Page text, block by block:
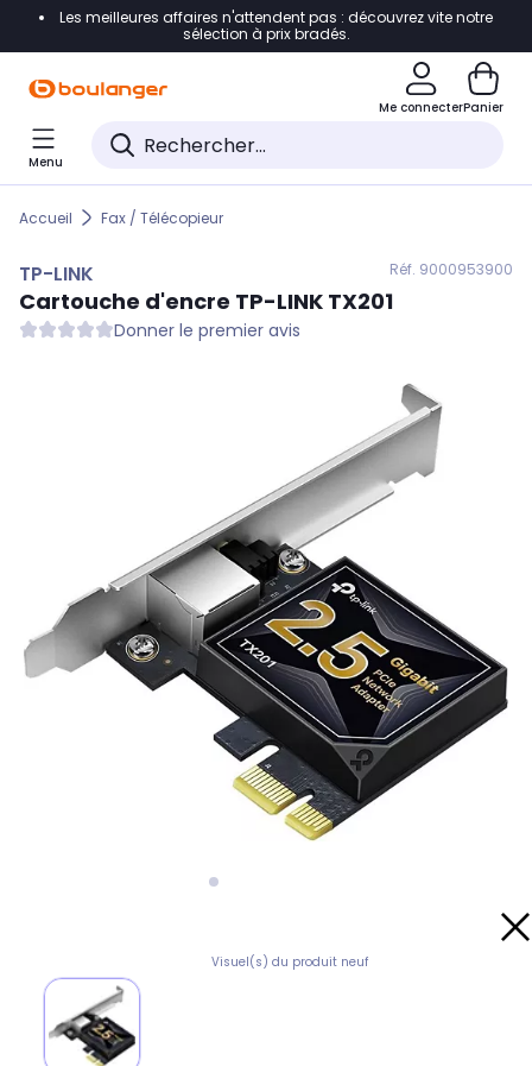
Accéder directement à la navigation
Accéder directement au pied de page
Accéder directement au chatbot
Les meilleures affaires n'attendent pas : découvrez vite notre
sélection à prix bradés.
Me connecterPanier
Menu
Accueil Fax / Télécopieur
TP-LINK Réf. 9000953900
Cartouche d'encre TP-LINK TX201
Donner le premier avis
Visuel(s) du produit neuf